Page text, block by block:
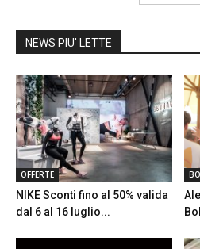
NEWS PIU' LETTE
OFFERTE
NIKE Sconti fino al 50% valida
dal 6 al 16 luglio...